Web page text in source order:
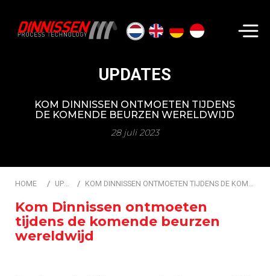
UPDATES
KOM DINNISSEN ONTMOETEN TIJDENS
DE KOMENDE BEURZEN WERELDWIJD
28 juli 2023
HOME UPDATES KOM DINNISSEN ONTMOETEN TIJDENS DE KOMENDE BEURZEN WERELDWIJD
Kom Dinnissen ontmoeten
tijdens de komende beurzen
wereldwijd